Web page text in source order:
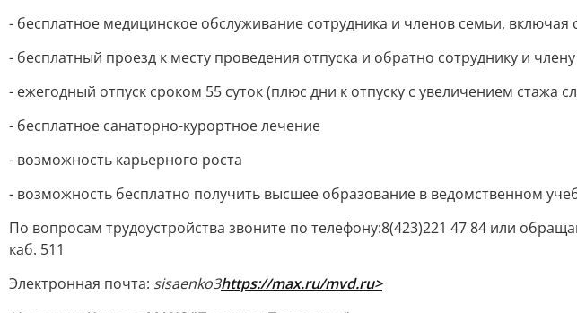
- бесплатное медицинское обслуживание сотрудника и членов семьи, включая
- бесплатный проезд к месту проведения отпуска и обратно сотруднику и
- ежегодный отпуск сроком 55 суток (плюс дни к отпуску с увеличением стажа
- бесплатное санаторно-курортное лечение
- возможность карьерного роста
- возможность бесплатно получить высшее образование в ведомственном
По вопросам трудоустройства звоните по телефону:8(423)221 47 84 или
каб. 511
Электронная почта: sisaenko3https://max.ru/mvd.ru>